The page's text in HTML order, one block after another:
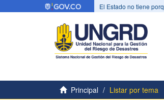
El Estado no tiene
Principal
Listar por tema